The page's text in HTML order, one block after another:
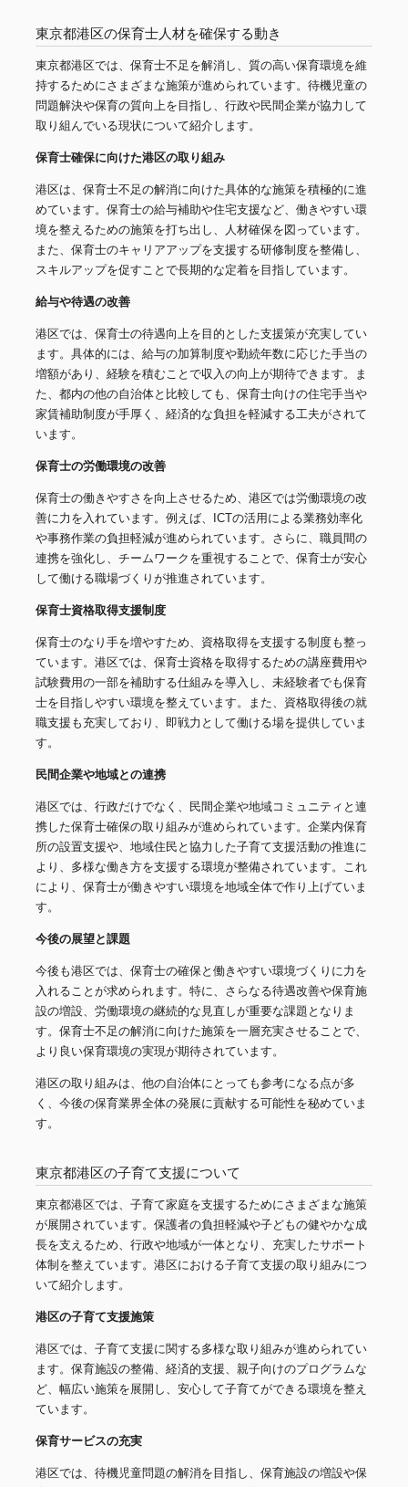
東京都港区の保育士人材を確保する動き
東京都港区では、保育士不足を解消し、質の高い保育環境を維
持するためにさまざまな施策が進められています。待機児童の
問題解決や保育の質向上を目指し、行政や民間企業が協力して
取り組んでいる現状について紹介します。
保育士確保に向けた港区の取り組み
港区は、保育士不足の解消に向けた具体的な施策を積極的に進
めています。保育士の給与補助や住宅支援など、働きやすい環
境を整えるための施策を打ち出し、人材確保を図っています。
また、保育士のキャリアアップを支援する研修制度を整備し、
スキルアップを促すことで長期的な定着を目指しています。
給与や待遇の改善
港区では、保育士の待遇向上を目的とした支援策が充実してい
ます。具体的には、給与の加算制度や勤続年数に応じた手当の
増額があり、経験を積むことで収入の向上が期待できます。ま
た、都内の他の自治体と比較しても、保育士向けの住宅手当や
家賃補助制度が手厚く、経済的な負担を軽減する工夫がされて
います。
保育士の労働環境の改善
保育士の働きやすさを向上させるため、港区では労働環境の改
善に力を入れています。例えば、ICTの活用による業務効率化
や事務作業の負担軽減が進められています。さらに、職員間の
連携を強化し、チームワークを重視することで、保育士が安心
して働ける職場づくりが推進されています。
保育士資格取得支援制度
保育士のなり手を増やすため、資格取得を支援する制度も整っ
ています。港区では、保育士資格を取得するための講座費用や
試験費用の一部を補助する仕組みを導入し、未経験者でも保育
士を目指しやすい環境を整えています。また、資格取得後の就
職支援も充実しており、即戦力として働ける場を提供していま
す。
民間企業や地域との連携
港区では、行政だけでなく、民間企業や地域コミュニティと連
携した保育士確保の取り組みが進められています。企業内保育
所の設置支援や、地域住民と協力した子育て支援活動の推進に
より、多様な働き方を支援する環境が整備されています。これ
により、保育士が働きやすい環境を地域全体で作り上げていま
す。
今後の展望と課題
今後も港区では、保育士の確保と働きやすい環境づくりに力を
入れることが求められます。特に、さらなる待遇改善や保育施
設の増設、労働環境の継続的な見直しが重要な課題となりま
す。保育士不足の解消に向けた施策を一層充実させることで、
より良い保育環境の実現が期待されています。
港区の取り組みは、他の自治体にとっても参考になる点が多
く、今後の保育業界全体の発展に貢献する可能性を秘めていま
す。
東京都港区の子育て支援について
東京都港区では、子育て家庭を支援するためにさまざまな施策
が展開されています。保護者の負担軽減や子どもの健やかな成
長を支えるため、行政や地域が一体となり、充実したサポート
体制を整えています。港区における子育て支援の取り組みにつ
いて紹介します。
港区の子育て支援施策
港区では、子育て支援に関する多様な取り組みが進められてい
ます。保育施設の整備、経済的支援、親子向けのプログラムな
ど、幅広い施策を展開し、安心して子育てができる環境を整え
ています。
保育サービスの充実
港区では、待機児童問題の解消を目指し、保育施設の増設や保